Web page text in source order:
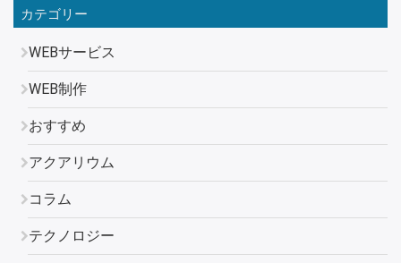
カテゴリー
WEBサービス
WEB制作
おすすめ
アクアリウム
コラム
テクノロジー